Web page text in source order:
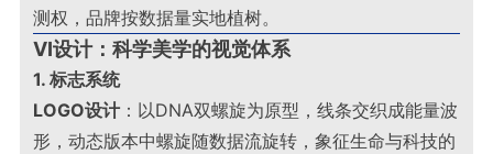
测权，品牌按数据量实地植树。
VI设计：科学美学的视觉体系
1. 标志系统
LOGO设计：以DNA双螺旋为原型，线条交织成能量波
形，动态版本中螺旋随数据流旋转，象征生命与科技的